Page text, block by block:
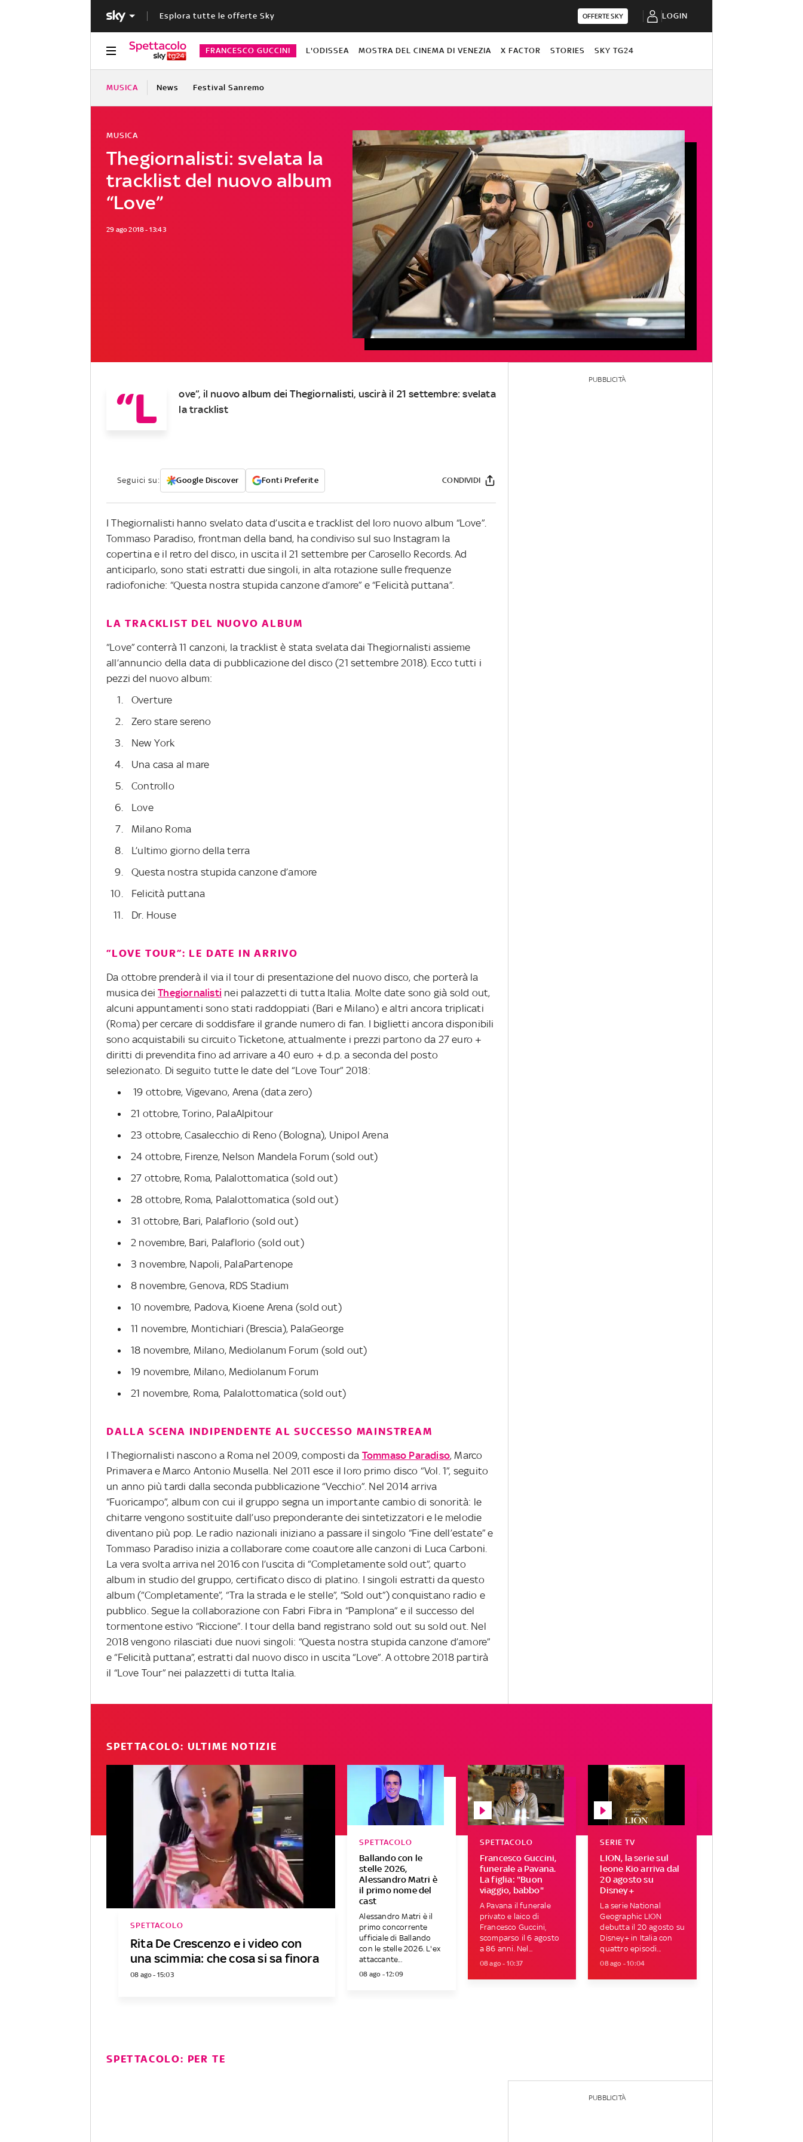
Esplora tutte le offerte Sky OFFERTE SKY LOGIN
FRANCESCO GUCCINI L'ODISSEA MOSTRA DEL CINEMA DI VENEZIA X FACTOR STORIES SKY TG24
MUSICA News Festival Sanremo
Thegiornalisti: svelata la
tracklist del nuovo album
“Love”
MUSICA
29 ago 2018 - 13:43
“L
ove”, il nuovo album dei Thegiornalisti, uscirà il 21 settembre: svelata
la tracklist
Seguici su: Google Discover Fonti Preferite CONDIVIDI
I Thegiornalisti hanno svelato data d’uscita e tracklist del loro nuovo album “Love”.
Tommaso Paradiso, frontman della band, ha condiviso sul suo Instagram la
copertina e il retro del disco, in uscita il 21 settembre per Carosello Records. Ad
anticiparlo, sono stati estratti due singoli, in alta rotazione sulle frequenze
radiofoniche: “Questa nostra stupida canzone d’amore” e “Felicità puttana”.
LA TRACKLIST DEL NUOVO ALBUM
“Love” conterrà 11 canzoni, la tracklist è stata svelata dai Thegiornalisti assieme
all’annuncio della data di pubblicazione del disco (21 settembre 2018). Ecco tutti i
pezzi del nuovo album:
Overture
Zero stare sereno
New York
Una casa al mare
Controllo
Love
Milano Roma
L’ultimo giorno della terra
Questa nostra stupida canzone d’amore
Felicità puttana
Dr. House
“LOVE TOUR”: LE DATE IN ARRIVO
Da ottobre prenderà il via il tour di presentazione del nuovo disco, che porterà la
musica deiThegiornalisti nei palazzetti di tutta Italia. Molte date sono già sold out,
alcuni appuntamenti sono stati raddoppiati (Bari e Milano) e altri ancora triplicati
(Roma) per cercare di soddisfare il grande numero di fan. I biglietti ancora disponibili
sono acquistabili su circuito Ticketone, attualmente i prezzi partono da 27 euro +
diritti di prevendita fino ad arrivare a 40 euro + d.p. a seconda del posto
selezionato. Di seguito tutte le date del “Love Tour” 2018:
19 ottobre, Vigevano, Arena (data zero)
21 ottobre, Torino, PalaAlpitour
23 ottobre, Casalecchio di Reno (Bologna), Unipol Arena
24 ottobre, Firenze, Nelson Mandela Forum (sold out)
27 ottobre, Roma, Palalottomatica (sold out)
28 ottobre, Roma, Palalottomatica (sold out)
31 ottobre, Bari, Palaflorio (sold out)
2 novembre, Bari, Palaflorio (sold out)
3 novembre, Napoli, PalaPartenope
8 novembre, Genova, RDS Stadium
10 novembre, Padova, Kioene Arena (sold out)
11 novembre, Montichiari (Brescia), PalaGeorge
18 novembre, Milano, Mediolanum Forum (sold out)
19 novembre, Milano, Mediolanum Forum
21 novembre, Roma, Palalottomatica (sold out)
DALLA SCENA INDIPENDENTE AL SUCCESSO MAINSTREAM
I Thegiornalisti nascono a Roma nel 2009, composti da Tommaso Paradiso, Marco
Primavera e Marco Antonio Musella. Nel 2011 esce il loro primo disco “Vol. 1”, seguito
un anno più tardi dalla seconda pubblicazione “Vecchio”. Nel 2014 arriva
“Fuoricampo”, album con cui il gruppo segna un importante cambio di sonorità: le
chitarre vengono sostituite dall’uso preponderante dei sintetizzatori e le melodie
diventano più pop. Le radio nazionali iniziano a passare il singolo “Fine dell’estate” e
Tommaso Paradiso inizia a collaborare come coautore alle canzoni di Luca Carboni.
La vera svolta arriva nel 2016 con l’uscita di “Completamente sold out”, quarto
album in studio del gruppo, certificato disco di platino. I singoli estratti da questo
album (“Completamente”, “Tra la strada e le stelle”, “Sold out”) conquistano radio e
pubblico. Segue la collaborazione con Fabri Fibra in “Pamplona” e il successo del
tormentone estivo “Riccione”. I tour della band registrano sold out su sold out. Nel
2018 vengono rilasciati due nuovi singoli: “Questa nostra stupida canzone d’amore”
e “Felicità puttana”, estratti dal nuovo disco in uscita “Love”. A ottobre 2018 partirà
il “Love Tour” nei palazzetti di tutta Italia.
PUBBLICITÀ
SPETTACOLO: ULTIME NOTIZIE
Rita De Crescenzo e i video con
una scimmia: che cosa si sa finora
SPETTACOLO
08 ago - 15:03
Ballando con le
stelle 2026,
Alessandro Matri è
il primo nome del
cast
SPETTACOLO
Alessandro Matri è il
primo concorrente
ufficiale di Ballando
con le stelle 2026. L'ex
attaccante...
08 ago - 12:09
Francesco Guccini,
funerale a Pavana.
La figlia: "Buon
viaggio, babbo"
SPETTACOLO
A Pavana il funerale
privato e laico di
Francesco Guccini,
scomparso il 6 agosto
a 86 anni. Nel...
08 ago - 10:37
LION, la serie sul
leone Kio arriva dal
20 agosto su
Disney+
SERIE TV
La serie National
Geographic LION
debutta il 20 agosto su
Disney+ in Italia con
quattro episodi...
08 ago - 10:04
SPETTACOLO: PER TE
PUBBLICITÀ